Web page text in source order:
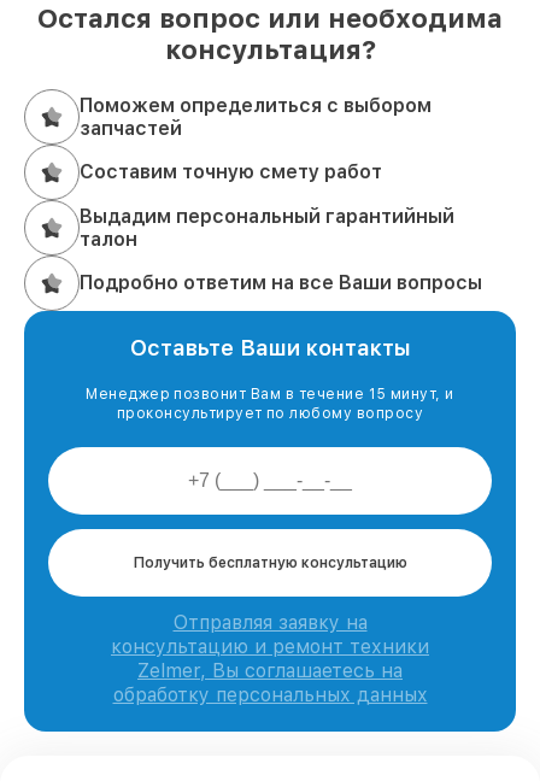
Остался вопрос или необходима
консультация?
Поможем определиться с выбором
запчастей
Составим точную смету работ
Выдадим персональный гарантийный
талон
Подробно ответим на все Ваши вопросы
Оставьте Ваши контакты
Менеджер позвонит Вам в течение 15 минут, и
проконсультирует по любому вопросу
Получить бесплатную консультацию
Отправляя заявку на
консультацию и ремонт техники
Zelmer, Вы соглашаетесь на
обработку персональных данных